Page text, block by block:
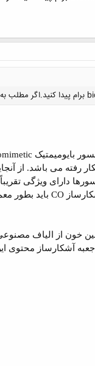
بایومیمتیک
رفته می باشد. از
دارای ویژگی
CO باید بطور
خون از الیاف
جعبه آشکارساز